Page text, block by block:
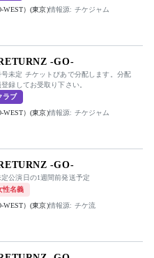
WEST）(東京)情報源: チケジャム
-GO-
未定 チケットぴあで分配します。分配
録してお受取り下さい。
ラブ
WEST）(東京)情報源: チケジャム
-GO-
公演日の1週間前発送予定
性名義
WEST）(東京)情報源: チケ流